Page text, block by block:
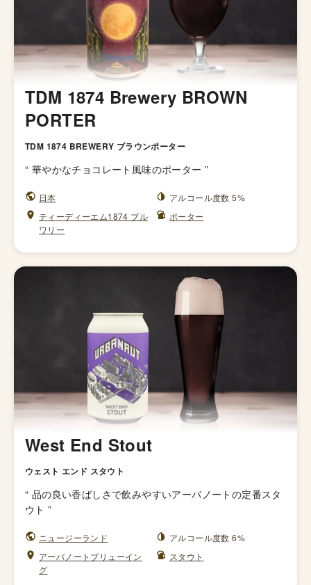
TDM 1874 Brewery BROWN
PORTER
TDM 1874 BREWERY ブラウンポーター
“ 華やかなチョコレート風味のポーター ”
日本
アルコール度数 5%
ティーディーエム1874 ブル
ワリー
ポーター
West End Stout
ウェスト エンド スタウト
“ 品の良い香ばしさで飲みやすいアーバノートの定番スタ
ウト ”
ニュージーランド
アルコール度数 6%
アーバノートブリューイン
グ
スタウト